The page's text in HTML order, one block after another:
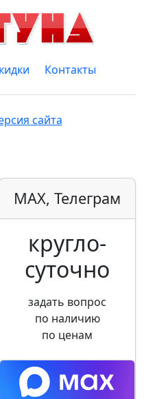
Контакты
сайта
MAX, Телеграм
кругло­
суточно
задать вопрос
по наличию
по ценам